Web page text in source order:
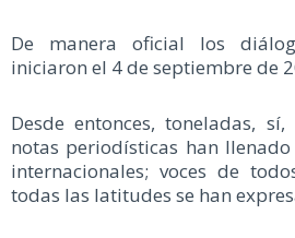
De manera oficial los
iniciaron el 4 de septiembre de
Desde entonces, toneladas,
notas periodísticas han
internacionales; voces de
todas las latitudes se han